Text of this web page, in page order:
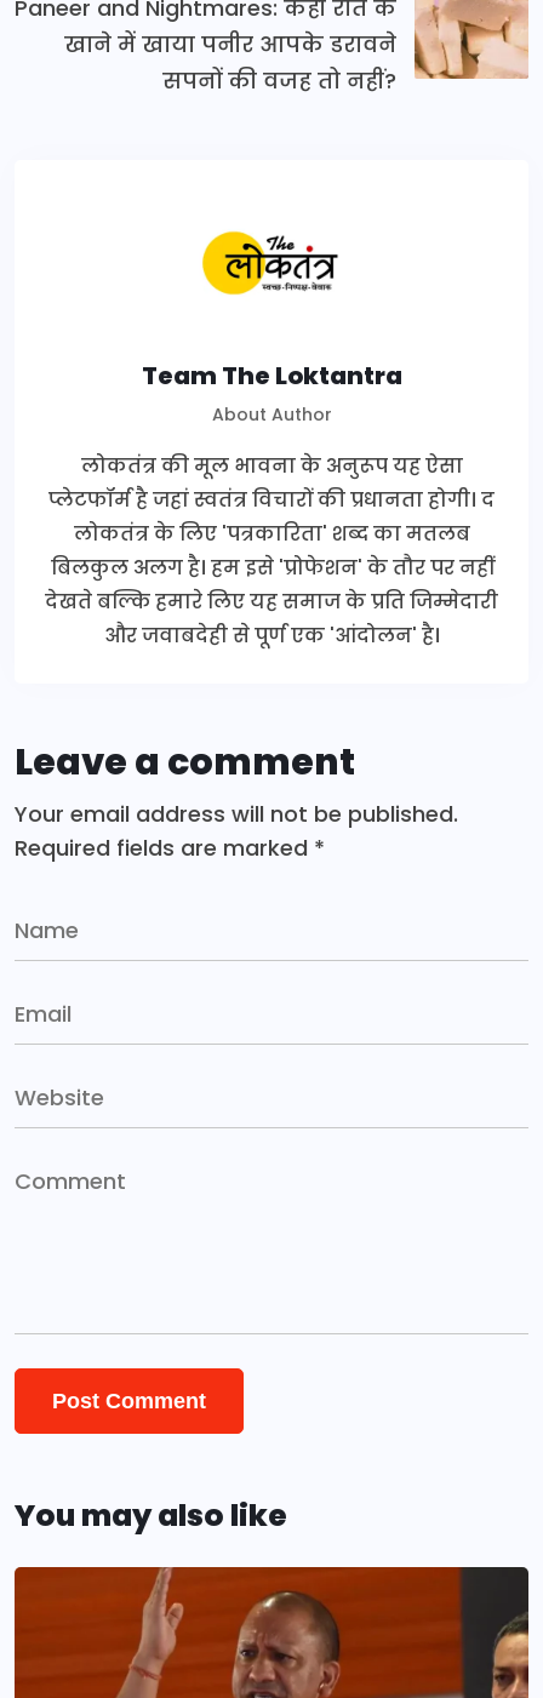
Paneer and Nightmares: कहीं रात के
खाने में खाया पनीर आपके डरावने
सपनों की वजह तो नहीं?
Team The Loktantra
About Author
लोकतंत्र की मूल भावना के अनुरूप यह ऐसा
प्लेटफॉर्म है जहां स्वतंत्र विचारों की प्रधानता होगी। द
लोकतंत्र के लिए 'पत्रकारिता' शब्द का मतलब
बिलकुल अलग है। हम इसे 'प्रोफेशन' के तौर पर नहीं
देखते बल्कि हमारे लिए यह समाज के प्रति जिम्मेदारी
और जवाबदेही से पूर्ण एक 'आंदोलन' है।
Leave a comment
Your email address will not be published.
Required fields are marked *
You may also like